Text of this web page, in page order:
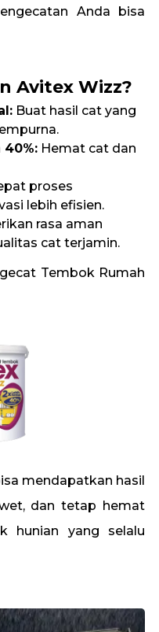
Anda bisa
Avitex Wizz?
Buat hasil cat yang
Hemat catdan
proses
lebih efisien.
rasa aman
cat terjamin.
Tembok Rumah
mendapatkan hasil
dan tetap hemat
hunian yang selalu